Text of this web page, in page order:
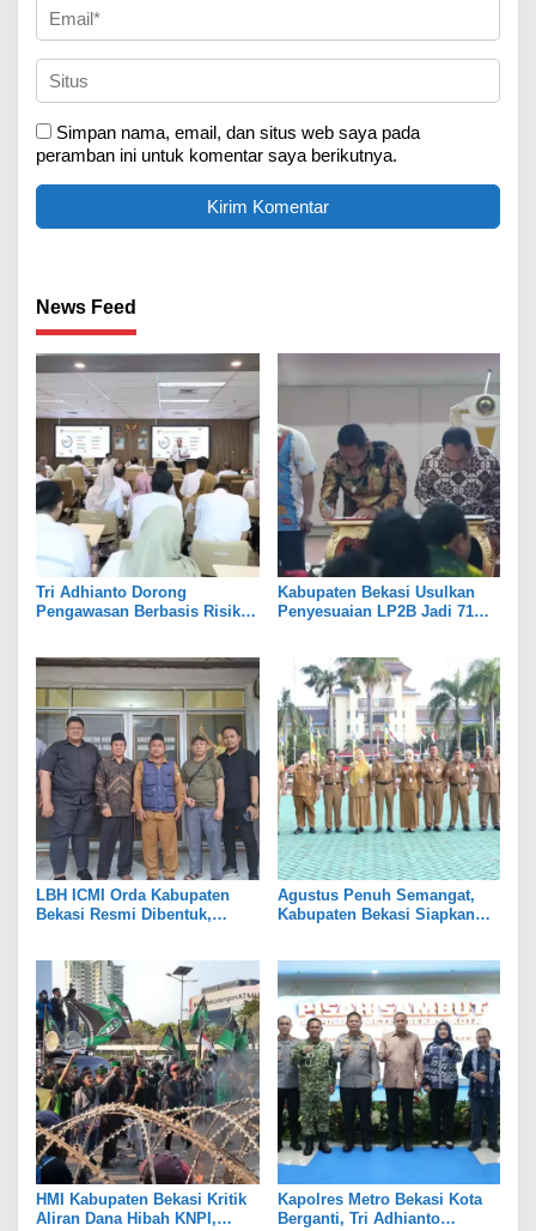
Simpan nama, email, dan situs web saya pada
peramban ini untuk komentar saya berikutnya.
News Feed
Tri Adhianto Dorong
Pengawasan Berbasis Risiko,
Kabupaten Bekasi Usulkan
Penyesuaian LP2B Jadi 71
LBH ICMI Orda Kabupaten
Bekasi Resmi Dibentuk,
Agustus Penuh Semangat,
Kabupaten Bekasi Siapkan
HMI Kabupaten Bekasi Kritik
Aliran Dana Hibah KNPI,
Kapolres Metro Bekasi Kota
Berganti, Tri Adhianto